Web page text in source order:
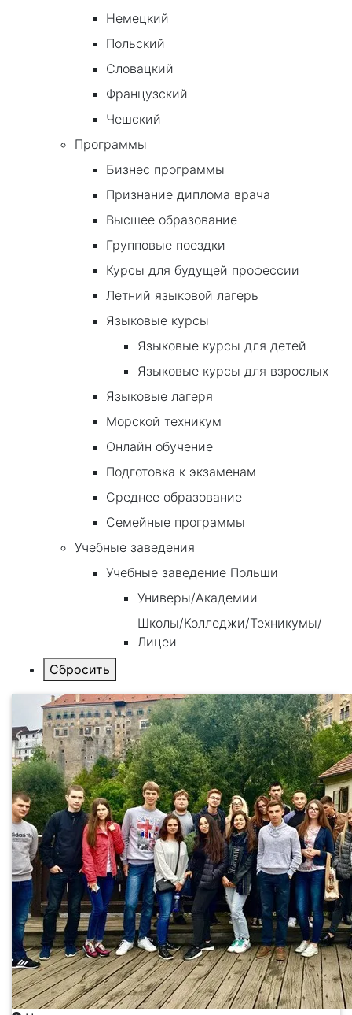
Немецкий
Польский
Словацкий
Французский
Чешский
Программы
Бизнес программы
Признание диплома врача
Высшее образование
Групповые поездки
Курсы для будущей профессии
Летний языковой лагерь
Языковые курсы
Языковые курсы для детей
Языковые курсы для взрослых
Языковые лагеря
Морской техникум
Онлайн обучение
Подготовка к экзаменам
Среднее образование
Семейные программы
Учебные заведения
Учебные заведение Польши
Универы/Академии
Школы/Колледжи/Техникумы/
Лицеи